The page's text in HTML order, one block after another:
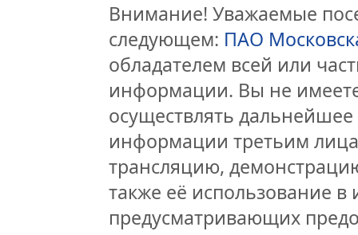
Внимание! Уважаемые
следующем: ПАО
обладателем всей или
информации. Вы не
осуществлять
информации третьим
трансляцию,
также её использование
предусматривающих